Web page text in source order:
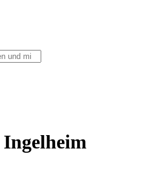
Ingelheim